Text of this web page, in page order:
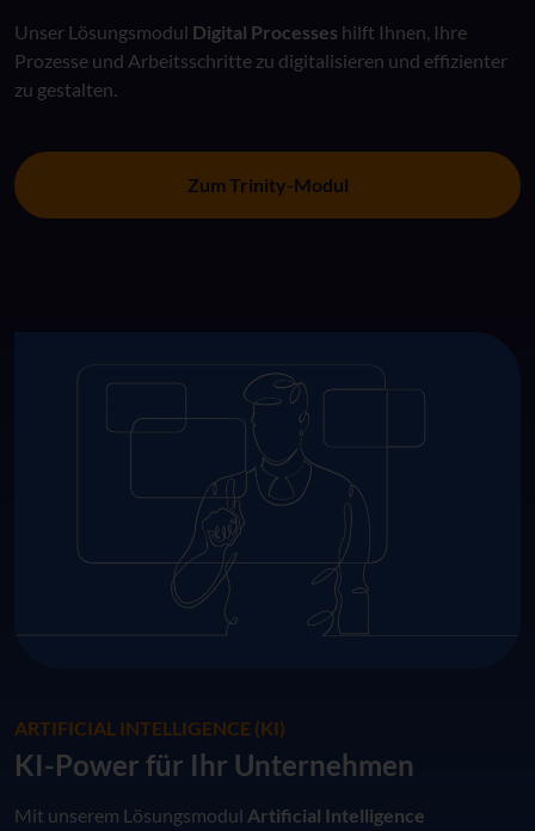
Unser Lösungsmodul Digital Processes hilft Ihnen, Ihre
Prozesse und Arbeitsschritte zu digitalisieren und effizienter
zu gestalten.
Zum Trinity-Modul
ARTIFICIAL INTELLIGENCE (KI)
KI-Power für Ihr Unternehmen
Mit unserem Lösungsmodul Artificial Intelligence